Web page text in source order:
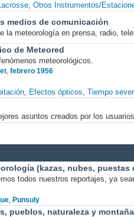
Otros Instrumentos/
medios de comunicación
la meteorología en prensa, radio,
de Meteored
meteorológicos.
, febrero 1956
Efectos ópticos Tiempo
asuntos creados por los
(kazas, nubes, puestas
todos nuestros reportajes, ya
, Punsuly
pueblos, naturaleza y montaña